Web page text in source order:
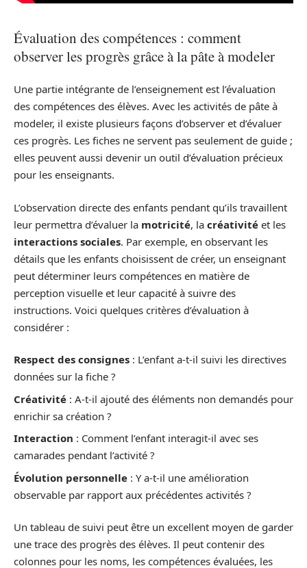
Évaluation des compétences : comment
observer les progrès grâce à la pâte à modeler
Une partie intégrante de l’enseignement est l’évaluation
des compétences des élèves. Avec les activités de pâte à
modeler, il existe plusieurs façons d’observer et d’évaluer
ces progrès. Les fiches ne servent pas seulement de guide ;
elles peuvent aussi devenir un outil d’évaluation précieux
pour les enseignants.
L’observation directe des enfants pendant qu’ils travaillent
leur permettra d’évaluer la motricité, la créativité et les
interactions sociales. Par exemple, en observant les
détails que les enfants choisissent de créer, un enseignant
peut déterminer leurs compétences en matière de
perception visuelle et leur capacité à suivre des
instructions. Voici quelques critères d’évaluation à
considérer :
Respect des consignes : L’enfant a-t-il suivi les directives
données sur la fiche ?
Créativité : A-t-il ajouté des éléments non demandés pour
enrichir sa création ?
Interaction : Comment l’enfant interagit-il avec ses
camarades pendant l’activité ?
Évolution personnelle : Y a-t-il une amélioration
observable par rapport aux précédentes activités ?
Un tableau de suivi peut être un excellent moyen de garder
une trace des progrès des élèves. Il peut contenir des
colonnes pour les noms, les compétences évaluées, les